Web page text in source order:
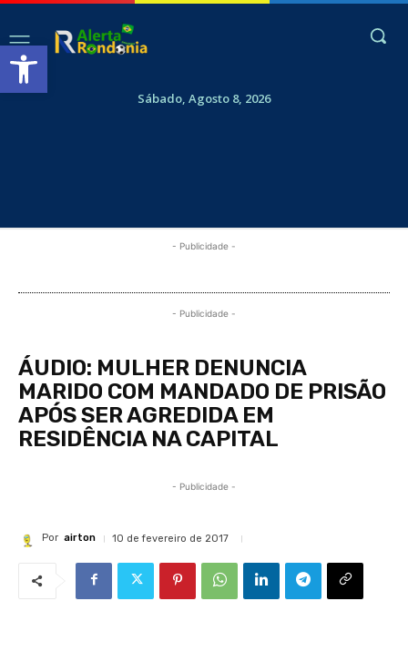
Abrir a barra de ferramentas
Sábado, Agosto 8, 2026
- Publicidade -
- Publicidade -
ÁUDIO: MULHER DENUNCIA
MARIDO COM MANDADO DE PRISÃO
APÓS SER AGREDIDA EM
RESIDÊNCIA NA CAPITAL
- Publicidade -
Por airton 10 de fevereiro de 2017